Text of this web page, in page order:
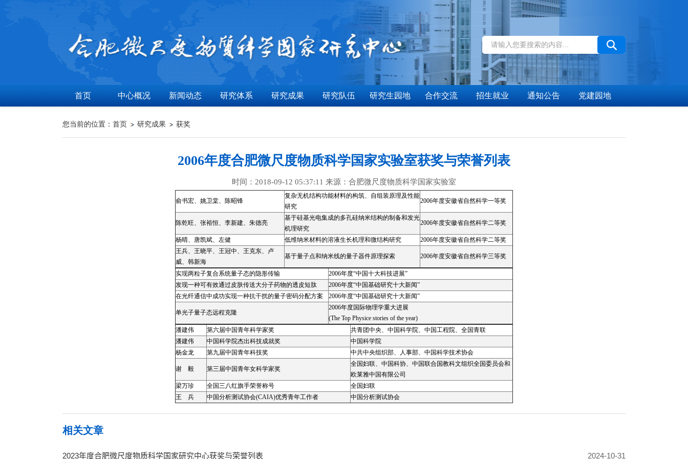
首页 中心概况 新闻动态 研究体系 研究成果 研究队伍 研究生园地 合作交流 招生就业 通知公告 党建园地
您当前的位置： 首页 研究成果 获奖
2006年度合肥微尺度物质科学国家实验室获奖与荣誉列表
时间：2018-09-12 05:37:11 来源：合肥微尺度物质科学国家实验室
俞书宏、姚卫棠、陈昭锋
复杂无机结构功能材料的构筑、自组装原理及性能
研究
2006年度安徽省自然科学一等奖
陈乾旺、张裕恒、李新建、朱德亮
基于硅基光电集成的多孔硅纳米结构的制备和发光
机理研究
2006年度安徽省自然科学二等奖
杨晴、唐凯斌、左健 低维纳米材料的溶液生长机理和微结构研究
2006年度安徽省自然科学二等奖
王兵、王晓平、王冠中、王克东、卢
威、韩新海
基于量子点和纳米线的量子器件原理探索 2006年度安徽省自然科学三等奖
实现两粒子复合系统量子态的隐形传输
2006年度“中国十大科技进展”
发现一种可有效通过皮肤传送大分子药物的透皮短肽
2006年度“中国基础研究十大新闻”
在光纤通信中成功实现一种抗干扰的量子密码分配方案
2006年度“中国基础研究十大新闻”
单光子量子态远程克隆
2006年度国际物理学重大进展
(The Top Physice stories of the year)
潘建伟
第六届中国青年科学家奖
共青团中央、中国科学院、中国工程院、全国青联
潘建伟
中国科学院杰出科技成就奖
中国科学院
杨金龙
第九届中国青年科技奖 中共中央组织部、人事部、中国科学技术协会
谢 毅 第三届中国青年女科学家奖
全国妇联、中国科协、中国联合国教科文组织全国委员会和
欧莱雅中国有限公司
梁万珍
全国三八红旗手荣誉称号
全国妇联
王 兵
中国分析测试协会(CAIA)优秀青年工作者 中国分析测试协会
相关文章